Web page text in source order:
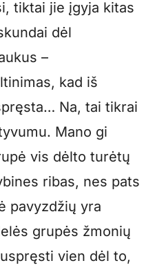
tiktai jie įgyja kitas
dėl
–
kad iš
Na, tai tikrai
Mano gi
vis dėlto turėtų
ribas, nes pats
pavyzdžių yra
grupės žmonių
vien dėl to,